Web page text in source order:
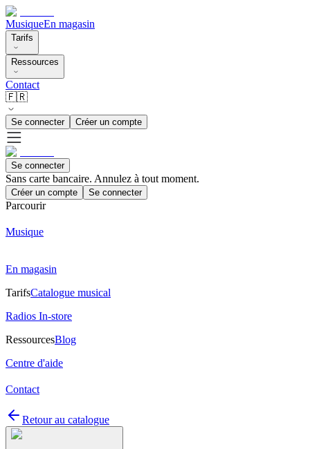
MusiqueEn magasin
Tarifs
Ressources
Contact
🇫🇷
Se connecter Créer un compte
Se connecter
Sans carte bancaire. Annulez à tout moment.
Créer un compte Se connecter
Parcourir
Musique
En magasin
TarifsCatalogue musical
Radios In-store
RessourcesBlog
Centre d'aide
Contact
Retour au catalogue